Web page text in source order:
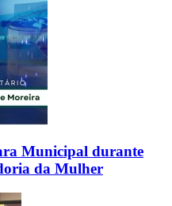
Municipal durante
da Mulher